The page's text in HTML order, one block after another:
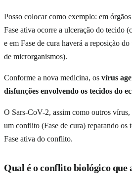
Posso colocar como exemplo: em
Fase ativa ocorre a ulceração do tecido
e em Fase de cura haverá a reposição
de microrganismos).
Conforme a nova medicina, os vírus
disfunções envolvendo os tecidos do
O Sars-CoV-2, assim como outros vírus,
um conflito (Fase de cura) reparando os
Fase ativa do conflito.
Qual é o conflito biológico que